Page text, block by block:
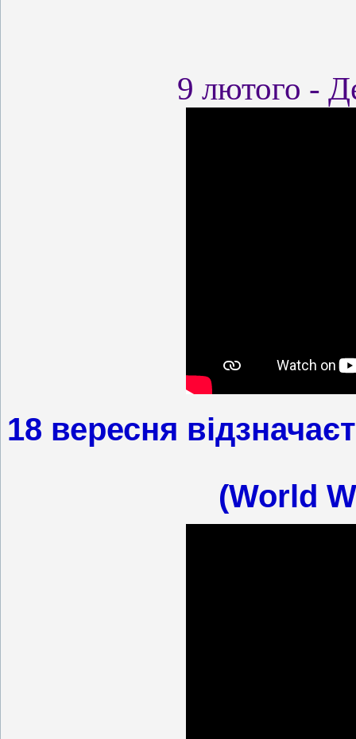
9 лютого -
18 вересня
(World